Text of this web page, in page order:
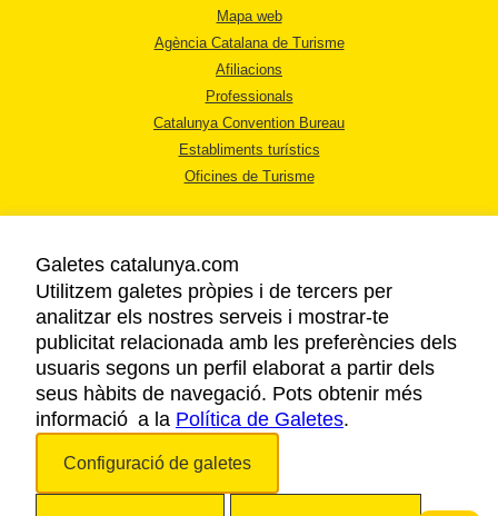
Mapa web
Agència Catalana de Turisme
Afiliacions
Professionals
Catalunya Convention Bureau
Establiments turístics
Oficines de Turisme
AVÍS LEGAL
POLÍTICA DE PRIVACITAT
COOKIES
ACCESSIBILITAT
Galetes catalunya.com
Utilitzem galetes pròpies i de tercers per
analitzar els nostres serveis i mostrar-te
publicitat relacionada amb les preferències dels
usuaris segons un perfil elaborat a partir dels
seus hàbits de navegació. Pots obtenir més
informació a la Política de Galetes.
Configuració de galetes